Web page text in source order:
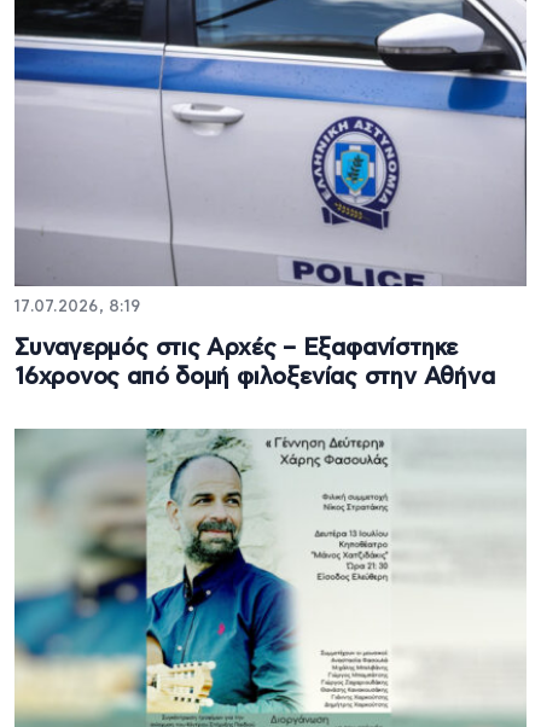
17.07.2026, 8:19
Συναγερμός στις Αρχές – Εξαφανίστηκε
16χρονος από δομή φιλοξενίας στην Αθήνα